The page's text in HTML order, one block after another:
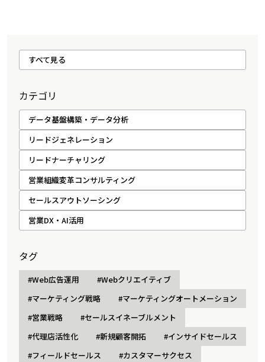
すべて見る
カテゴリ
データ基盤構築・データ分析
リードジェネレーション
リードナーチャリング
営業組織変革コンサルティング
セールスアウトソーシング
営業DX・AI活用
タグ
#Web広告運用
#Webクリエイティブ
#マーケティング戦略
#マーケティングオートメーション
#営業戦略
#セールスイネーブルメント
#代理店活性化
#新規顧客開拓
#インサイドセールス
#フィールドセールス
#カスタマーサクセス